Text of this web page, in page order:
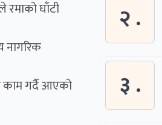
रमाको घाँटी
नागरिक
काम गर्दै आएको
२ .
३ .